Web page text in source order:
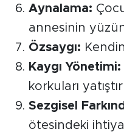
Aynalama:
annesinin
Özsaygı:
Kaygı Yönetimi:
korkuları
Sezgisel
ötesindeki
SİYASET
MEDYA KÖŞESİ
FOTO GALERİ
VİDEOLAR